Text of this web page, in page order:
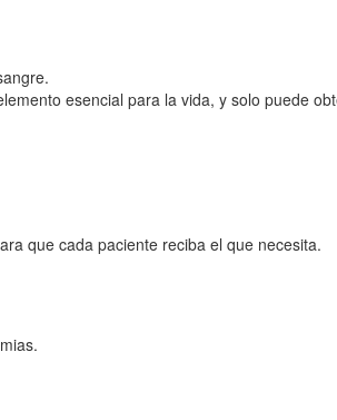
esencial para la vida, y solo puede
que cada paciente reciba el que necesita.